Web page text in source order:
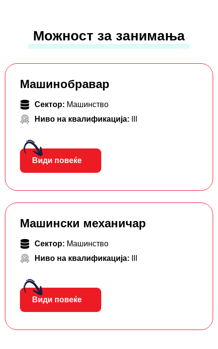
Можност за занимања
Машинобравар
Сектор: Машинство
Ниво на квалификација:
Види повеќе
Машински механичар
Сектор: Машинство
Ниво на квалификација:
Види повеќе